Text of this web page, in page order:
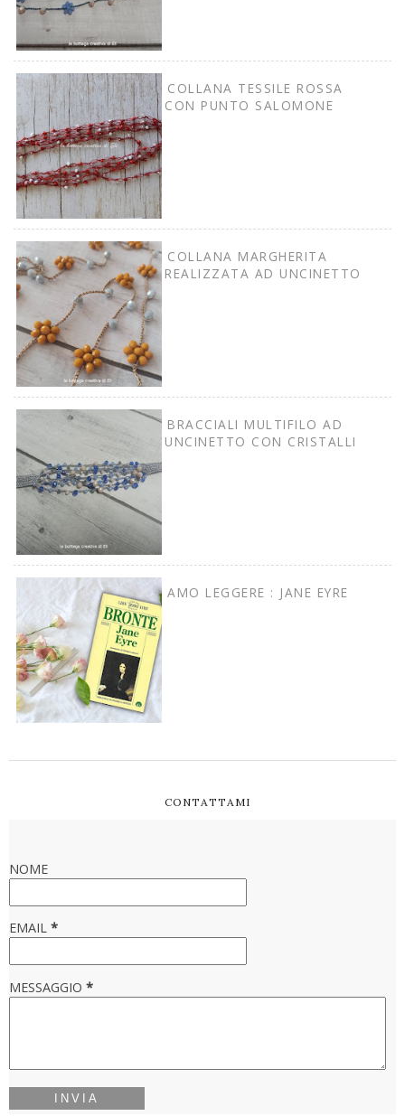
COLLANA TESSILE ROSSA
CON PUNTO SALOMONE
COLLANA MARGHERITA
REALIZZATA AD UNCINETTO
BRACCIALI MULTIFILO AD
UNCINETTO CON CRISTALLI
AMO LEGGERE : JANE EYRE
CONTATTAMI
NOME
EMAIL *
MESSAGGIO *